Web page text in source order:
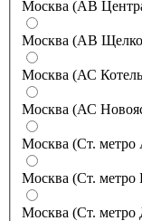
Москва (АВ
Москва (АВ
Москва (АС
Москва (АС
Москва (Ст.
Москва (Ст. метро
Москва (Ст. метро